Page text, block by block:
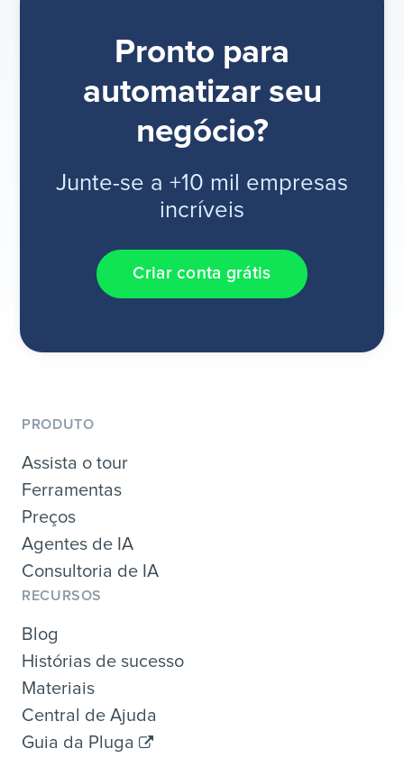
Pronto para
automatizar seu
negócio?
Junte-se a +10 mil empresas
incríveis
Criar conta grátis
PRODUTO
Assista o tour
Ferramentas
Preços
Agentes de IA
Consultoria de IA
RECURSOS
Blog
Histórias de sucesso
Materiais
Central de Ajuda
Guia da Pluga